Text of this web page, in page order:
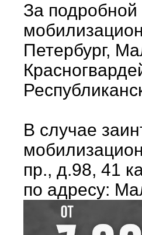
За
Петербург,
В случае
пр., д.98, 41
по адресу: